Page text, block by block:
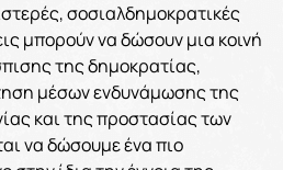
σοσιαλδημοκρατικές
μπορούν να δώσουν μια κοινή
της δημοκρατίας,
μέσων ενδυνάμωσης της
και της προστασίας των
να δώσουμε ένα πιο